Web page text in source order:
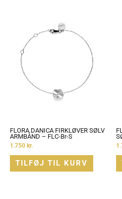
FLORA DANICA FIRKLØVER SØLV
ARMBÅND – FLC-Br-S
1.750 kr.
TILFØJ TIL KURV